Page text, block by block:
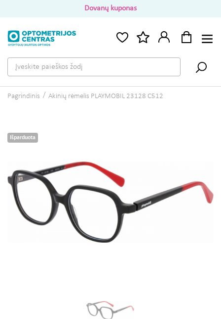
Dovanų kuponas
Pagrindinis Akinių rėmelis PLAYMOBIL 23128 C512
Išparduota